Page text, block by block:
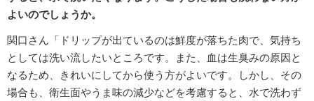
よいのでしょうか。
関口さん「ドリップが出ているのは鮮度が落ちた肉で、気持ち
としては洗い流したいところです。また、血は生臭みの原因と
なるため、きれいにしてから使う方がよいです。しかし、その
場合も、衛生面やうま味の減少などを考慮すると、水で洗わず